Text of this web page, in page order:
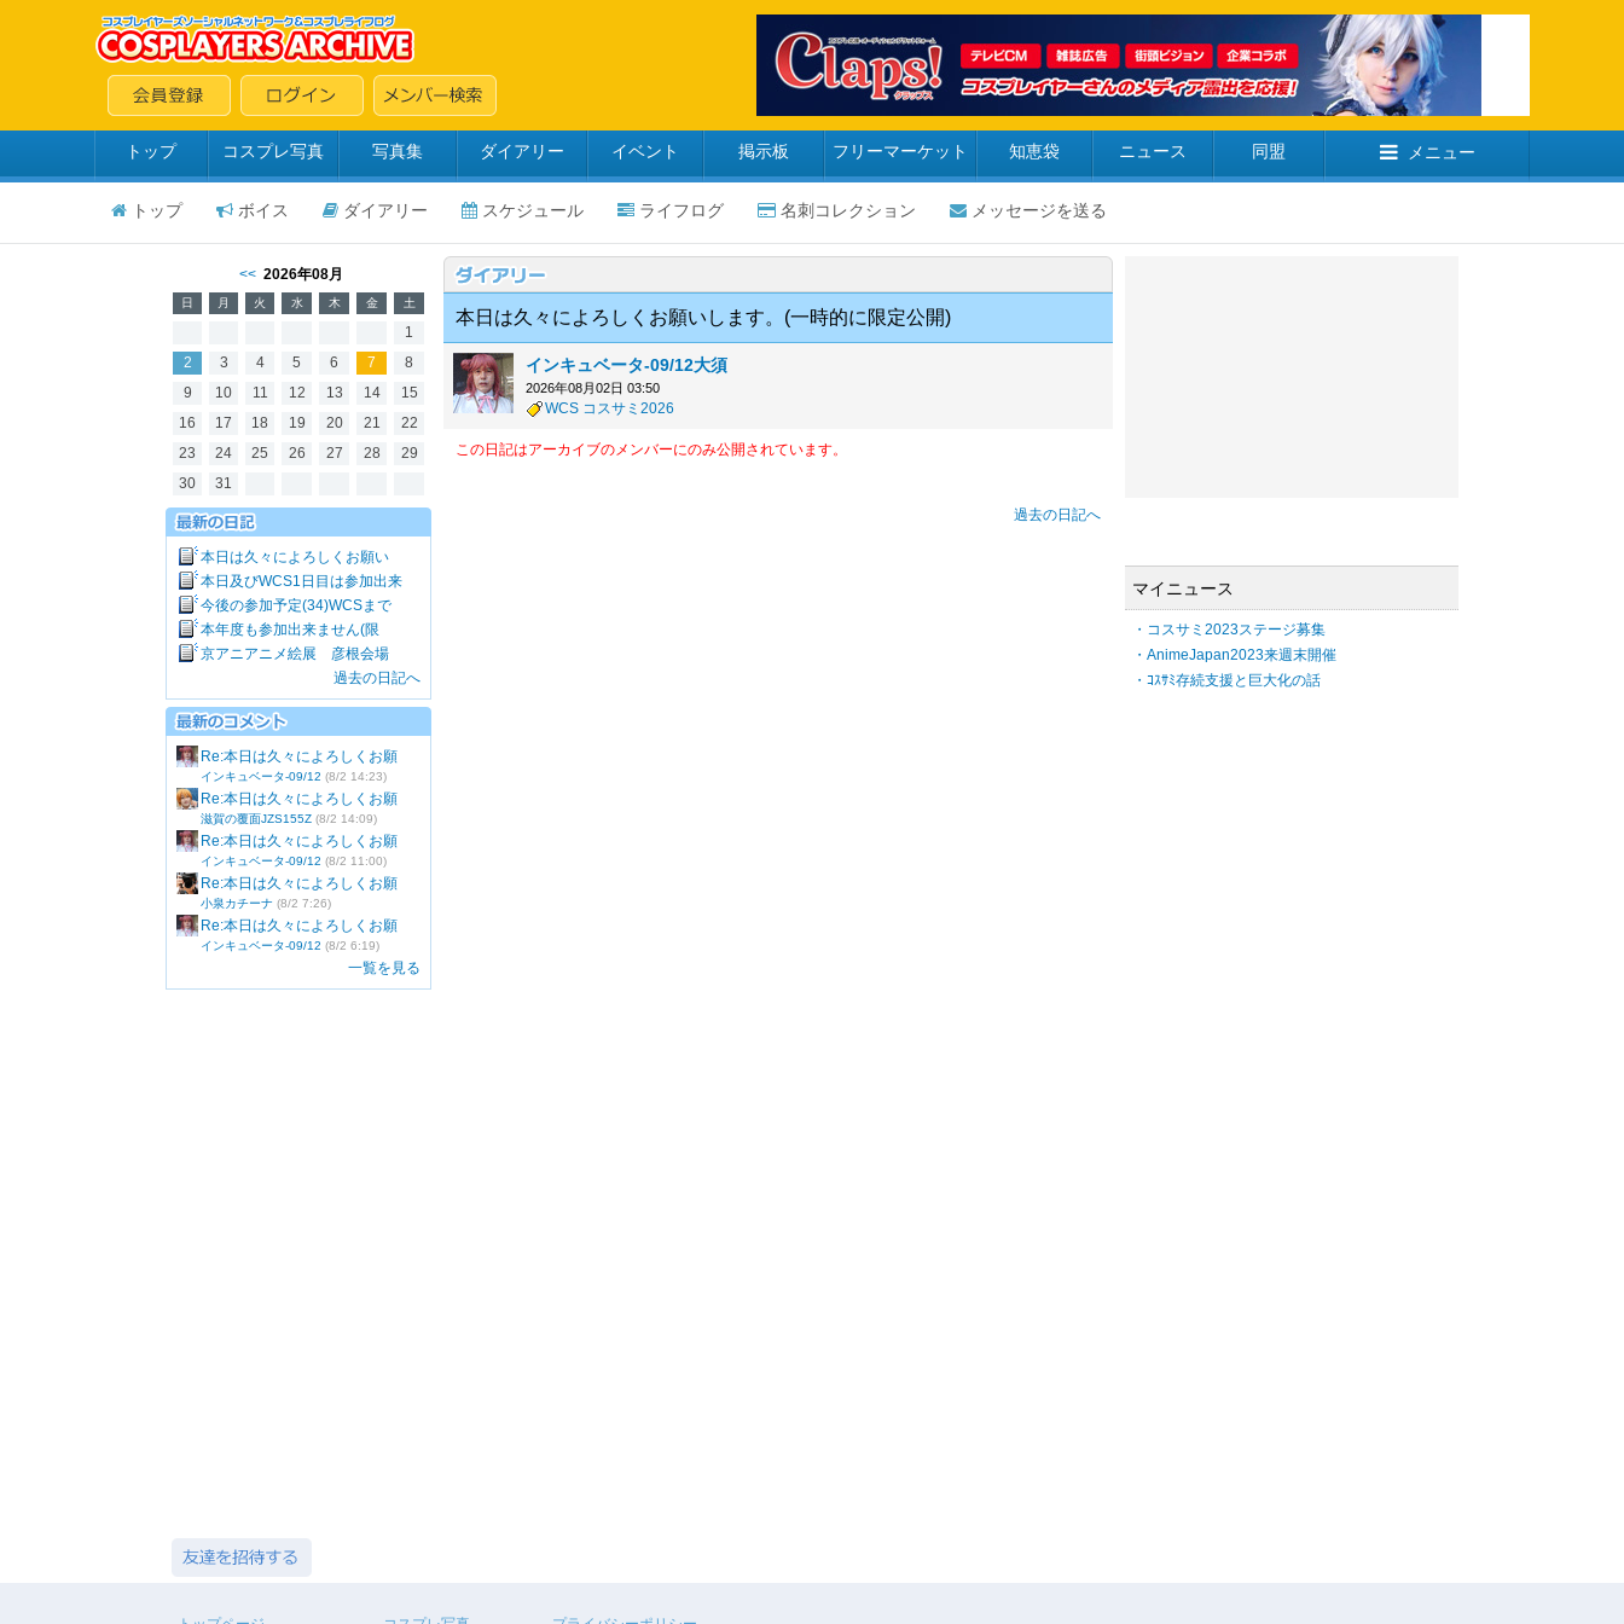
トップ コスプレ写真 写真集 ダイアリー イベント 掲示板 フリーマーケット 知恵袋 ニュース 同盟 メニュー
トップ ボイス ダイアリー スケジュール ライフログ 名刺コレクション メッセージを送る
<< 2026年08月
日 月 火 水 木 金 土
1
2
3 4 5 6 7
8
9
10 11 12 13 14
15
16
17 18 19 20 21
22
23
24 25 26 27 28
29
30
31
本日は久々によろしくお願い
本日及びWCS1日目は参加出来
今後の参加予定(34)WCSまで
本年度も参加出来ません(限
京アニアニメ絵展 彦根会場
過去の日記へ
Re:本日は久々によろしくお願
インキュベータ-09/12 (8/2 14:23)
Re:本日は久々によろしくお願
滋賀の覆面JZS155Z (8/2 14:09)
Re:本日は久々によろしくお願
インキュベータ-09/12 (8/2 11:00)
Re:本日は久々によろしくお願
小泉カチーナ (8/2 7:26)
Re:本日は久々によろしくお願
インキュベータ-09/12 (8/2 6:19)
一覧を見る
本日は久々によろしくお願いします。(一時的に限定公開)
インキュベータ-09/12大須
2026年08月02日 03:50
WCS コスサミ2026
この日記はアーカイブのメンバーにのみ公開されています。
過去の日記へ
マイニュース
・コスサミ2023ステージ募集
・AnimeJapan2023来週末開催
・ｺｽｻﾐ存続支援と巨大化の話